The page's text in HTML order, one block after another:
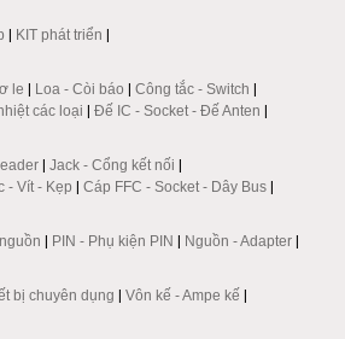
| KIT phát triển |
le | Loa - Còi báo | Công tắc - Switch |
các loại | Đế IC - Socket - Đế Anten |
| Jack - Cổng kết nối |
- Vít - Kẹp | Cáp FFC - Socket - Dây Bus |
| PIN - Phụ kiện PIN | Nguồn - Adapter |
bị chuyên dụng | Vôn kế - Ampe kế |